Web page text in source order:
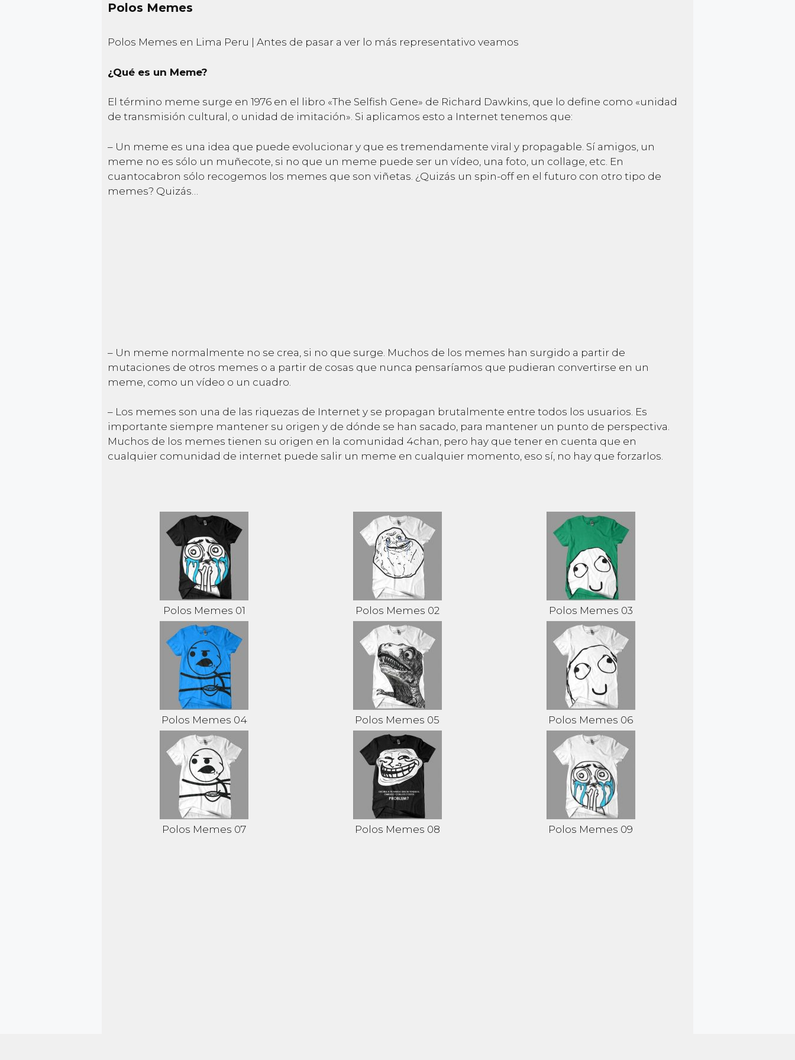
Polos Memes
Polos Memes en Lima Peru | Antes de pasar a ver lo más representativo veamos
¿Qué es un Meme?
El término meme surge en 1976 en el libro «The Selfish Gene» de Richard Dawkins, que lo define como «unidad
de transmisión cultural, o unidad de imitación». Si aplicamos esto a Internet tenemos que:
– Un meme es una idea que puede evolucionar y que es tremendamente viral y propagable. Sí amigos, un
meme no es sólo un muñecote, si no que un meme puede ser un vídeo, una foto, un collage, etc. En
cuantocabron sólo recogemos los memes que son viñetas. ¿Quizás un spin-off en el futuro con otro tipo de
memes? Quizás…
– Un meme normalmente no se crea, si no que surge. Muchos de los memes han surgido a partir de
mutaciones de otros memes o a partir de cosas que nunca pensaríamos que pudieran convertirse en un
meme, como un vídeo o un cuadro.
– Los memes son una de las riquezas de Internet y se propagan brutalmente entre todos los usuarios. Es
importante siempre mantener su origen y de dónde se han sacado, para mantener un punto de perspectiva.
Muchos de los memes tienen su origen en la comunidad 4chan, pero hay que tener en cuenta que en
cualquier comunidad de internet puede salir un meme en cualquier momento, eso sí, no hay que forzarlos.
Polos Memes 01 Polos Memes 02 Polos Memes 03
Polos Memes 04 Polos Memes 05 Polos Memes 06
Polos Memes 07 Polos Memes 08 Polos Memes 09